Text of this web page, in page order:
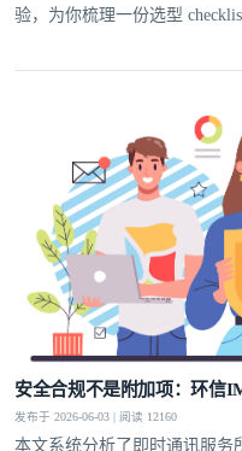
验，为你梳理一份选型 checklist
安全合规不是附加项：环信
发布于 2026-06-03 | 阅读 12160
本文系统分析了即时通讯服务